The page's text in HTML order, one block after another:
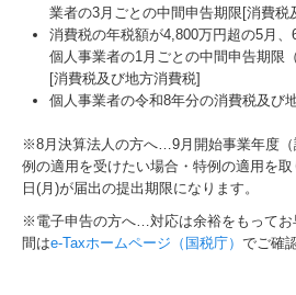
業者の3月ごとの中間申告期限[消費税
消費税の年税額が4,800万円超の5月、
個人事業者の1月ごとの中間申告期限
[消費税及び地方消費税]
個人事業者の令和8年分の消費税及び
※8月決算法人の方へ…9月開始事業年度
例の適用を受けたい場合・特例の適用を
日(月)が届出の提出期限になります。
※電子申告の方へ…対応は余裕をもってお
間はe-Taxホームページ（国税庁） でご確